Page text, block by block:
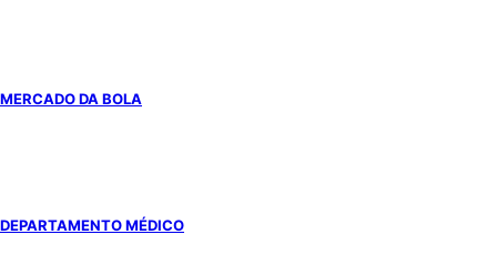
MERCADO DA BOLA
DEPARTAMENTO MÉDICO